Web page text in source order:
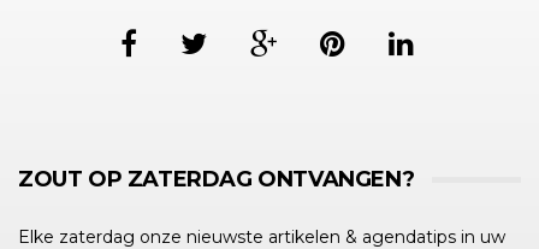
ZOUT OP ZATERDAG ONTVANGEN?
Elke zaterdag onze nieuwste artikelen & agendatips in uw